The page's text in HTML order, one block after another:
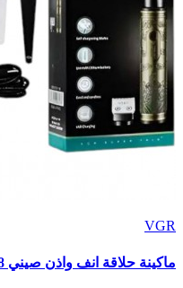
VGR
ماكينة حلاقة انف واذن صيني vgr v618